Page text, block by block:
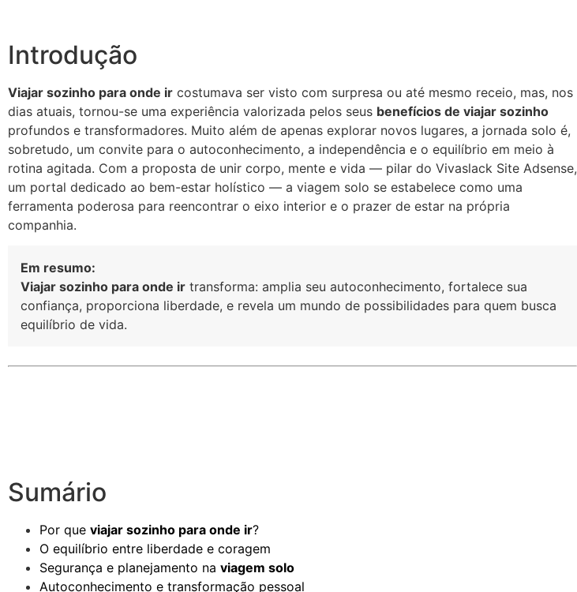
Introdução
Viajar sozinho para onde ir costumava ser visto com surpresa ou até mesmo receio, mas, nos
dias atuais, tornou-se uma experiência valorizada pelos seus benefícios de viajar sozinho
profundos e transformadores. Muito além de apenas explorar novos lugares, a jornada solo é,
sobretudo, um convite para o autoconhecimento, a independência e o equilíbrio em meio à
rotina agitada. Com a proposta de unir corpo, mente e vida — pilar do Vivaslack Site Adsense,
um portal dedicado ao bem-estar holístico — a viagem solo se estabelece como uma
ferramenta poderosa para reencontrar o eixo interior e o prazer de estar na própria
companhia.
Em resumo:
Viajar sozinho para onde ir transforma: amplia seu autoconhecimento, fortalece sua
confiança, proporciona liberdade, e revela um mundo de possibilidades para quem busca
equilíbrio de vida.
Sumário
Por que viajar sozinho para onde ir?
O equilíbrio entre liberdade e coragem
Segurança e planejamento na viagem solo
Autoconhecimento e transformação pessoal